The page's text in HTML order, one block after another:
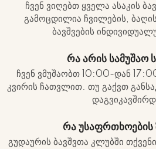
ჩვენ ვიღებთ ყველა ასაკის
გამოცდილია ჩვილების,
ბავშვების
რა არის სამუშაო
ჩვენ ვმუშაობთ 10:00-დან
კვირის ჩათვლით. თუ გაქვთ
რა უსაფრთხოების
გუდაურის ბავშვთა კლუბში